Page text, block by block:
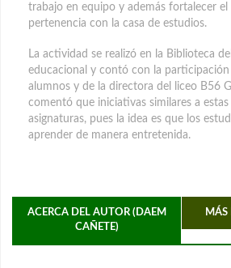
trabajo en equipo y además fortalecer
pertenencia con la casa de estudios.
La actividad se realizó en la Biblioteca
educacional y contó con la participación
alumnos y de la directora del liceo B56
comentó que iniciativas similares a
asignaturas, pues la idea es que los
aprender de manera entretenida.
ACERCA DEL AUTOR (DAEM
CAÑETE)
MÁS